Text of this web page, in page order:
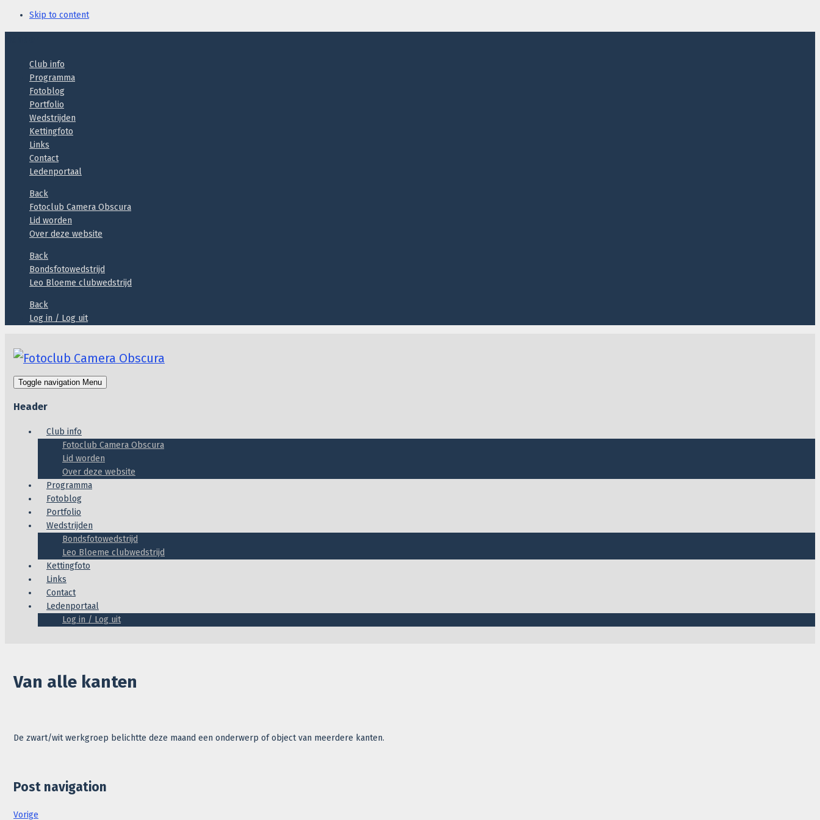
Skip to content
Club info
Programma
Fotoblog
Portfolio
Wedstrijden
Kettingfoto
Links
Contact
Ledenportaal
Back
Fotoclub Camera Obscura
Lid worden
Over deze website
Back
Bondsfotowedstrijd
Leo Bloeme clubwedstrijd
Back
Log in / Log uit
Toggle navigation Menu
Header
Club info
Fotoclub Camera Obscura
Lid worden
Over deze website
Programma
Fotoblog
Portfolio
Wedstrijden
Bondsfotowedstrijd
Leo Bloeme clubwedstrijd
Kettingfoto
Links
Contact
Ledenportaal
Log in / Log uit
Van alle kanten
De zwart/wit werkgroep belichtte deze maand een onderwerp of object van meerdere kanten.
Post navigation
Vorige